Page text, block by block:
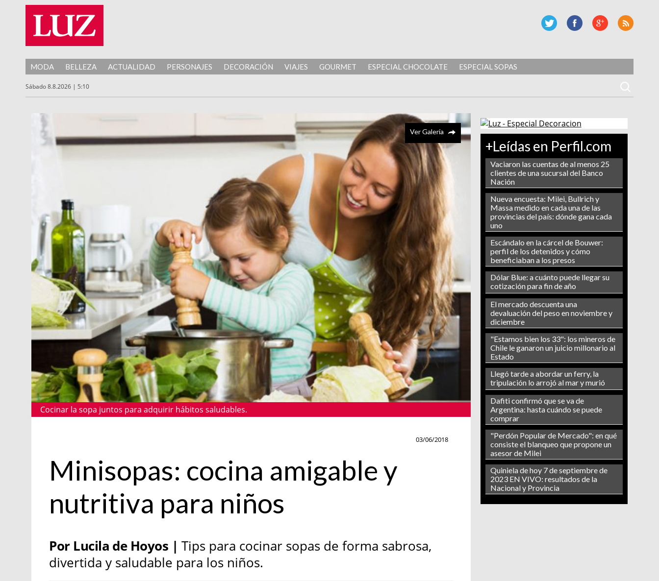
MODA BELLEZA ACTUALIDAD PERSONAJES DECORACIÓN VIAJES GOURMET ESPECIAL CHOCOLATE ESPECIAL SOPAS
Sábado 8.8.2026 | 5:10
+Leídas en Perfil.com
Vaciaron las cuentas de al menos 25
clientes de una sucursal del Banco
Nación
Nueva encuesta: Milei, Bullrich y
Massa medido en cada una de las
provincias del país: dónde gana cada
uno
Escándalo en la cárcel de Bouwer:
perfil de los detenidos y cómo
beneficiaban a los presos
Dólar Blue: a cuánto puede llegar su
cotización para fin de año
El mercado descuenta una
devaluación del peso en noviembre y
diciembre
"Estamos bien los 33": los mineros de
Chile le ganaron un juicio millonario al
Estado
Llegó tarde a abordar un ferry, la
tripulación lo arrojó al mar y murió
Dafiti confirmó que se va de
Argentina: hasta cuándo se puede
comprar
"Perdón Popular de Mercado": en qué
consiste el blanqueo que propone un
asesor de Milei
Quiniela de hoy 7 de septiembre de
2023 EN VIVO: resultados de la
Nacional y Provincia
Ver Galería
Cocinar la sopa juntos para adquirir hábitos saludables.
03/06/2018
Minisopas: cocina amigable y
nutritiva para niños
Por Lucila de Hoyos | Tips para cocinar sopas de forma sabrosa,
divertida y saludable para los niños.